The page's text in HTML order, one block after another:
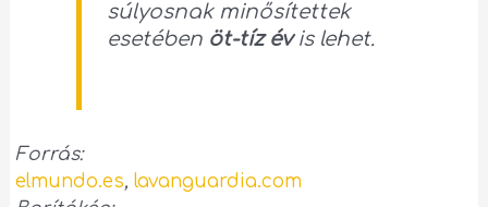
súlyosnak minősítettek
esetében öt-tíz évis lehet.
Forrás:
elmundo.es,lavanguardia.com